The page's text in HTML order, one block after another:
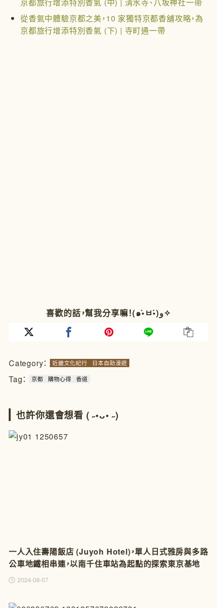
京都旅行增添特別香氣 (中) | 清水寺、八坂神社一帶
從香氣中體驗京都之美，10 家獨特京都香舖攻略，為
京都旅行增添特別香氣 (下) | 寺町通一帶
喜歡的話，幫我分享嘛！(๑•̀ㅂ•́)و✧
Category： 近畿文化紀行 日本自助漫遊
Tag： 京都 購物心得 香道
也許你還會想看 ( ˶•ᴗ• ˶)
一人入住壽陽飯店 (Juyoh Hotel)，單人日式雅房與多路
公車地鐵相串連，以南千住車站為起點的探索東京基地
2024-08-07